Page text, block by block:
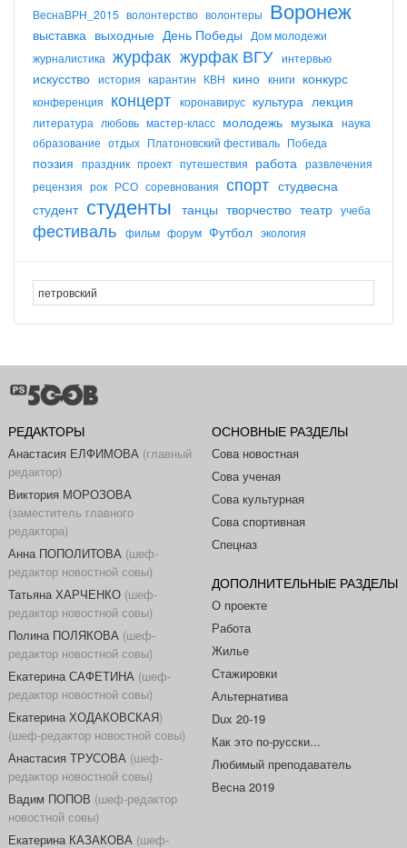
ВеснаВРН_2015 волонтерство волонтеры Воронеж
выставка выходные День Победы
Дом молодежи
журналистика журфак журфак ВГУ интервью
искусство история карантин КВН кино книги конкурс
конференция концерт коронавирус культура лекция
литература любовь мастер-класс молодежь музыка наука
образование отдых Платоновский фестиваль Победа
поэзия праздник проект путешествия работа развлечения
рецензия рок РСО соревнования спорт студвесна
студент студенты танцы творчество театр учеба
фестиваль фильм форум Футбол экология
РЕДАКТОРЫ
Анастасия ЕЛФИМОВА (главный
редактор)
Виктория МОРОЗОВА
(заместитель главного
редактора)
Анна ПОПОЛИТОВА (шеф-
редактор новостной совы)
Татьяна ХАРЧЕНКО(шеф-
редактор новостной совы)
Полина ПОЛЯКОВА (шеф-
редактор новостной совы)
Екатерина САФЕТИНА (шеф-
редактор новостной совы)
Екатерина ХОДАКОВСКАЯ)
(шеф-редактор новостной совы)
Анастасия ТРУСОВА (шеф-
редактор новостной совы)
Вадим ПОПОВ (шеф-редактор
новостной совы)
Екатерина КАЗАКОВА (шеф-
ОСНОВНЫЕ РАЗДЕЛЫ
Сова новостная
Сова ученая
Сова культурная
Сова спортивная
Спецназ
ДОПОЛНИТЕЛЬНЫЕ РАЗДЕЛЫ
О проекте
Работа
Жилье
Стажировки
Альтернатива
Dux 20-19
Как это по-русски...
Любимый преподаватель
Весна 2019